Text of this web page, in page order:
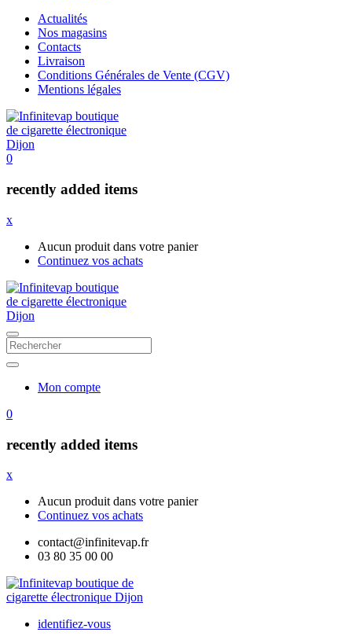
Actualités
Nos magasins
Contacts
Livraison
Conditions Générales de Vente (CGV)
Mentions légales
0
recently added items
x
Aucun produit dans votre panier
Continuez vos achats
Mon compte
0
recently added items
x
Aucun produit dans votre panier
Continuez vos achats
contact@infinitevap.fr
03 80 35 00 00
identifiez-vous